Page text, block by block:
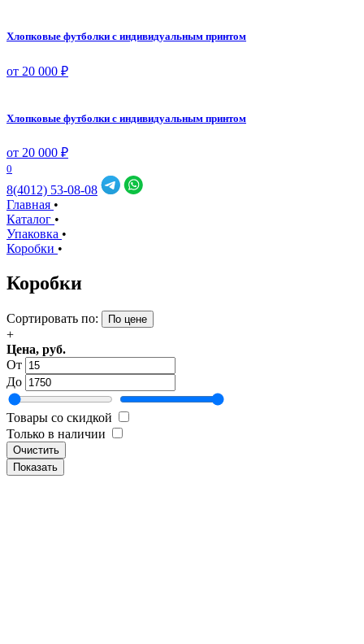
Хлопковые футболки с индивидуальным принтом
от 20 000 ₽
Хлопковые футболки с индивидуальным принтом
от 20 000 ₽
0
8(4012) 53-08-08
Главная •
Каталог •
Упаковка •
Коробки •
Коробки
Сортировать по: По цене
+
Цена, руб.
От
До
Товары со скидкой
Только в наличии
Очистить